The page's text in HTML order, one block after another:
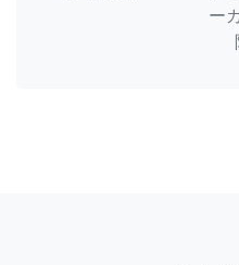
ー